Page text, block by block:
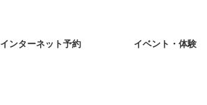
インターネット予約 イベント・体験